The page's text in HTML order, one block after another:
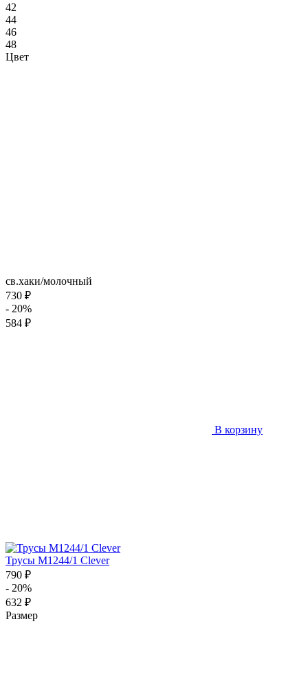
42
44
46
48
Цвет
св.хаки/молочный
730 ₽
- 20%
584 ₽
В корзину
Трусы M1244/1 Clever
790 ₽
- 20%
632 ₽
Размер